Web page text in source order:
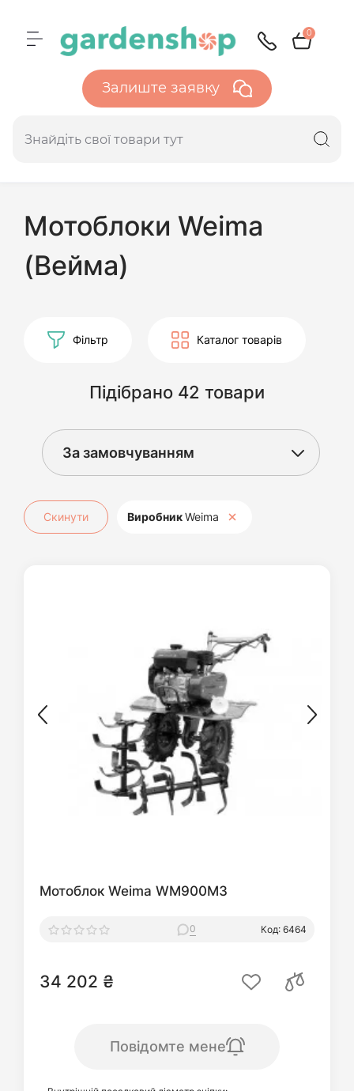
0
Залиште заявку
Мотоблоки Weima
(Вейма)
Фільтр Каталог товарів
Підібрано 42 товари
Скинути ВиробникWeima
Мотоблок Weima WM900М3
0 Код: 6464
34 202 ₴
Повідомте мене